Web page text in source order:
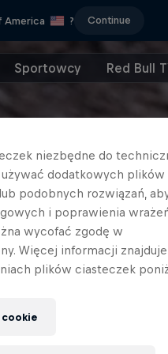
America ? Continue
Sportowcy Red Bull
niezbędne do
używać dodatkowych plików
podobnych rozwiązań,
i poprawienia
wycofać zgodę w
Więcej informacji znajduje
plików ciasteczek